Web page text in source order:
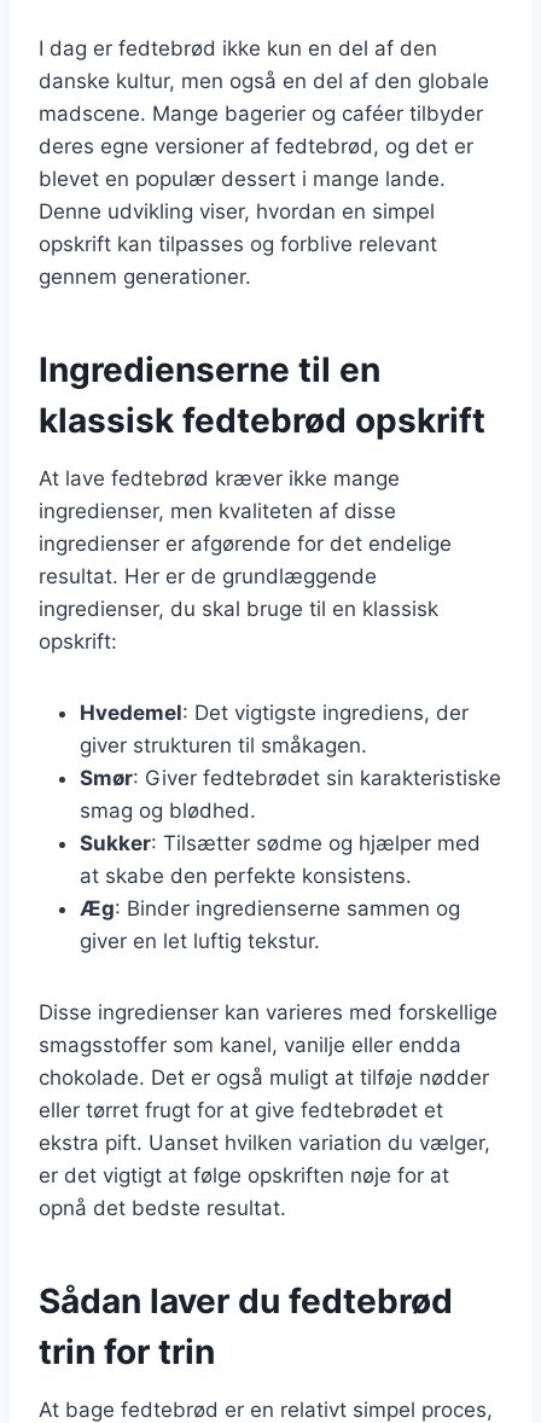
I dag er fedtebrød ikke kun en del af den
danske kultur, men også en del af den globale
madscene. Mange bagerier og caféer tilbyder
deres egne versioner af fedtebrød, og det er
blevet en populær dessert i mange lande.
Denne udvikling viser, hvordan en simpel
opskrift kan tilpasses og forblive relevant
gennem generationer.
Ingredienserne til en
klassisk fedtebrød opskrift
At lave fedtebrød kræver ikke mange
ingredienser, men kvaliteten af disse
ingredienser er afgørende for det endelige
resultat. Her er de grundlæggende
ingredienser, du skal bruge til en klassisk
opskrift:
Hvedemel: Det vigtigste ingrediens, der
giver strukturen til småkagen.
Smør: Giver fedtebrødet sin karakteristiske
smag og blødhed.
Sukker: Tilsætter sødme og hjælper med
at skabe den perfekte konsistens.
Æg: Binder ingredienserne sammen og
giver en let luftig tekstur.
Disse ingredienser kan varieres med forskellige
smagsstoffer som kanel, vanilje eller endda
chokolade. Det er også muligt at tilføje nødder
eller tørret frugt for at give fedtebrødet et
ekstra pift. Uanset hvilken variation du vælger,
er det vigtigt at følge opskriften nøje for at
opnå det bedste resultat.
Sådan laver du fedtebrød
trin for trin
At bage fedtebrød er en relativt simpel proces,